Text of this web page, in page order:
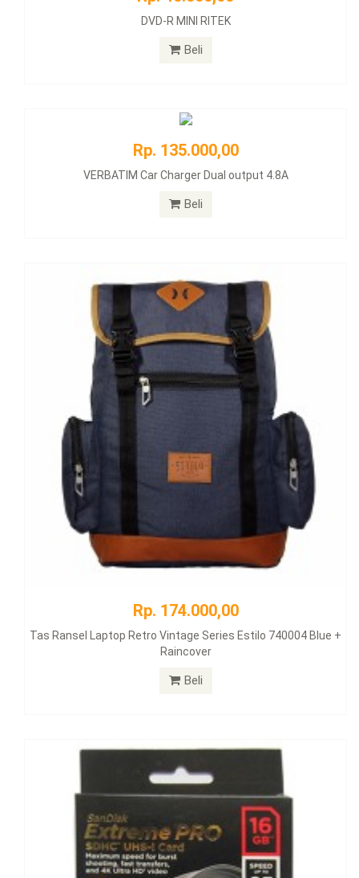
DVD-R MINI RITEK
Beli
Rp. 135.000,00
VERBATIM Car Charger Dual output 4.8A
Beli
Rp. 174.000,00
Tas Ransel Laptop Retro Vintage Series Estilo 740004 Blue +
Raincover
Beli